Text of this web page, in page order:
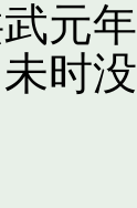
元
时